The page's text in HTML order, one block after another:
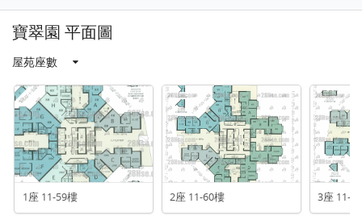
寶翠園 平面圖
屋苑座數
1座 11-59樓 2座 11-60樓 3座 11-